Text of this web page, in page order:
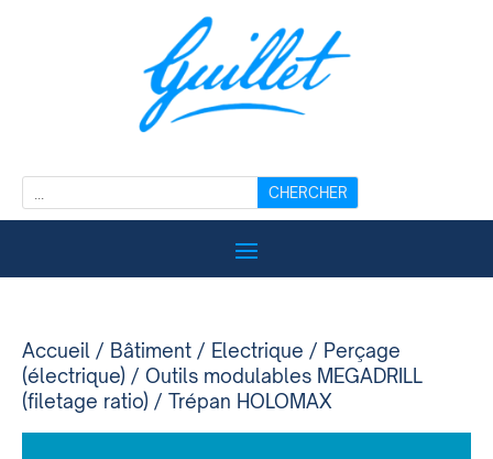
Accueil / Bâtiment / Electrique / Perçage
(électrique) / Outils modulables MEGADRILL
(filetage ratio) / Trépan HOLOMAX